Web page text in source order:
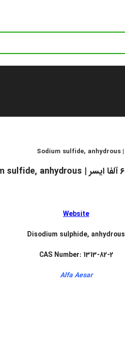
Website
Disodium sulphide, anhydrous
CAS Number: 1313-82-2
Alfa Aesar